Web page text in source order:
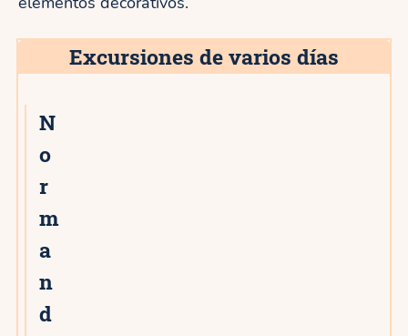
Excursiones de varios días
N
o
r
m
a
n
d